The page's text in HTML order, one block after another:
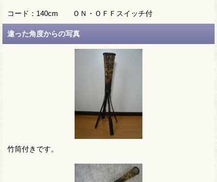
コード：140cm ＯＮ・ＯＦＦスイッチ付
違った角度からの写真
竹筒付きです。